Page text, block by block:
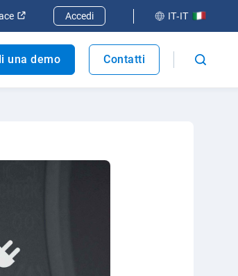
finestraApri in una nuova finestra
Accedi IT-IT
una demo Contatti